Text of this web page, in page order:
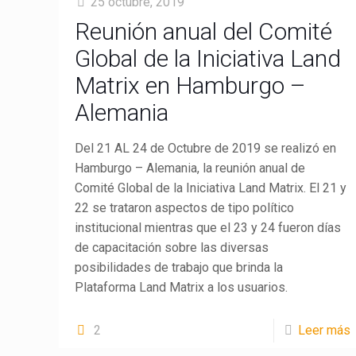
Reunión anual del Comité
Global de la Iniciativa Land
Matrix en Hamburgo –
Alemania
Del 21 AL 24 de Octubre de 2019 se realizó en
Hamburgo – Alemania, la reunión anual de
Comité Global de la Iniciativa Land Matrix. El 21 y
22 se trataron aspectos de tipo político
institucional mientras que el 23 y 24 fueron días
de capacitación sobre las diversas
posibilidades de trabajo que brinda la
Plataforma Land Matrix a los usuarios.
2 Leer más
LandMatrix
Copyright © 2020